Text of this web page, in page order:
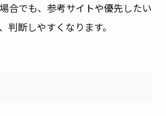
合でも、参考サイトや優先したい
判断しやすくなります。